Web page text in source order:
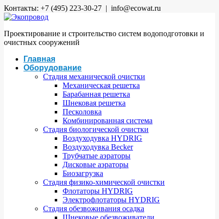
Контакты: +7 (495) 223-30-27 | info@ecowat.ru
Проектирование и строительство систем водоподготовки и
очистных сооружений
Главная
Оборудование
Стадия механической очистки
Механическая решетка
Барабанная решетка
Шнековая решетка
Песколовка
Комбинированная система
Стадия биологической очистки
Воздуходувка HYDRIG
Воздуходувка Becker
Трубчатые аэраторы
Дисковые аэраторы
Биозагрузка
Стадия физико-химической очистки
Флотаторы HYDRIG
Электрофлотаторы HYDRIG
Стадия обезвоживания осадка
Шнековые обезвоживатели